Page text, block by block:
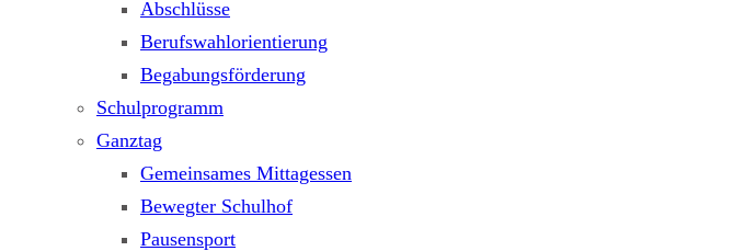
Abschlüsse
Berufswahlorientierung
Begabungsförderung
Schulprogramm
Ganztag
Gemeinsames Mittagessen
Bewegter Schulhof
Pausensport